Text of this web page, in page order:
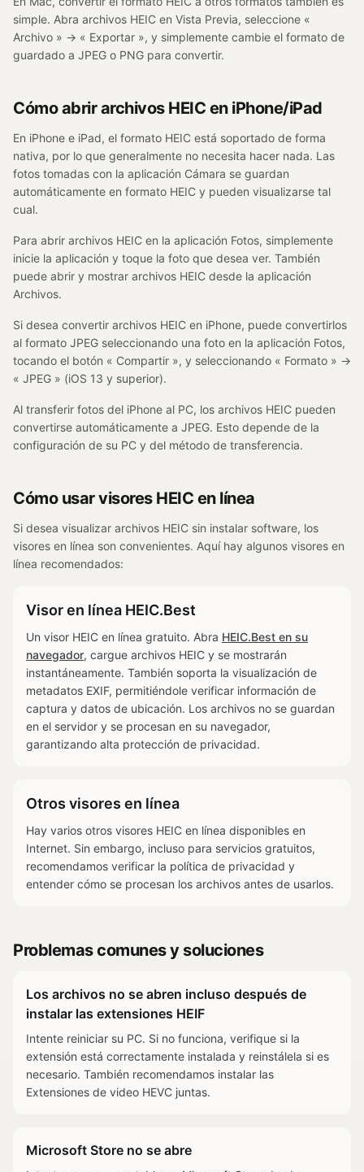
simple. Abra archivos HEIC en Vista Previa, seleccione «
Archivo » → « Exportar », y simplemente cambie el formato de
guardado a JPEG o PNG para convertir.
Cómo abrir archivos HEIC en iPhone/iPad
En iPhone e iPad, el formato HEIC está soportado de forma
nativa, por lo que generalmente no necesita hacer nada. Las
fotos tomadas con la aplicación Cámara se guardan
automáticamente en formato HEIC y pueden visualizarse tal
cual.
Para abrir archivos HEIC en la aplicación Fotos, simplemente
inicie la aplicación y toque la foto que desea ver. También
puede abrir y mostrar archivos HEIC desde la aplicación
Archivos.
Si desea convertir archivos HEIC en iPhone, puede convertirlos
al formato JPEG seleccionando una foto en la aplicación Fotos,
tocando el botón « Compartir », y seleccionando « Formato » →
« JPEG » (iOS 13 y superior).
Al transferir fotos del iPhone al PC, los archivos HEIC pueden
convertirse automáticamente a JPEG. Esto depende de la
configuración de su PC y del método de transferencia.
Cómo usar visores HEIC en línea
Si desea visualizar archivos HEIC sin instalar software, los
visores en línea son convenientes. Aquí hay algunos visores en
línea recomendados:
Visor en línea HEIC.Best
Un visor HEIC en línea gratuito. Abra HEIC.Best en su
navegador, cargue archivos HEIC y se mostrarán
instantáneamente. También soporta la visualización de
metadatos EXIF, permitiéndole verificar información de
captura y datos de ubicación. Los archivos no se guardan
en el servidor y se procesan en su navegador,
garantizando alta protección de privacidad.
Otros visores en línea
Hay varios otros visores HEIC en línea disponibles en
Internet. Sin embargo, incluso para servicios gratuitos,
recomendamos verificar la política de privacidad y
entender cómo se procesan los archivos antes de usarlos.
Problemas comunes y soluciones
Los archivos no se abren incluso después de
instalar las extensiones HEIF
Intente reiniciar su PC. Si no funciona, verifique si la
extensión está correctamente instalada y reinstálela si es
necesario. También recomendamos instalar las
Extensiones de video HEVC juntas.
Microsoft Store no se abre